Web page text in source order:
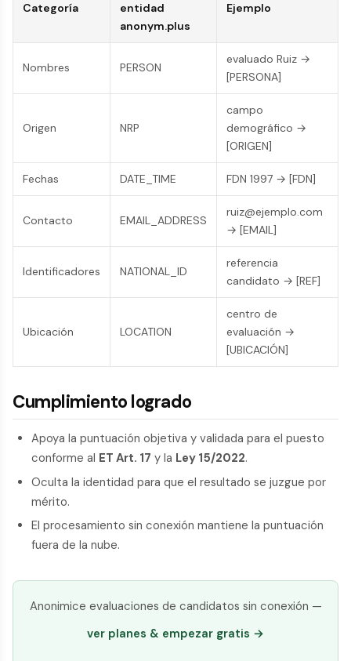
Categoría
entidad
anonym.plus
Ejemplo
Nombres PERSON
evaluado Ruiz →
[PERSONA]
Origen NRP
campo
demográfico →
[ORIGEN]
Fechas DATE_TIME FDN 1997 → [FDN]
Contacto EMAIL_ADDRESS
ruiz@ejemplo.com
→ [EMAIL]
Identificadores NATIONAL_ID
referencia
candidato → [REF]
Ubicación LOCATION
centro de
evaluación →
[UBICACIÓN]
Cumplimiento logrado
Apoya la puntuación objetiva y validada para el puesto
conforme al ET Art. 17 y la Ley 15/2022.
Oculta la identidad para que el resultado se juzgue por
mérito.
El procesamiento sin conexión mantiene la puntuación
fuera de la nube.
Anonimice evaluaciones de candidatos sin conexión —
ver planes & empezar gratis →